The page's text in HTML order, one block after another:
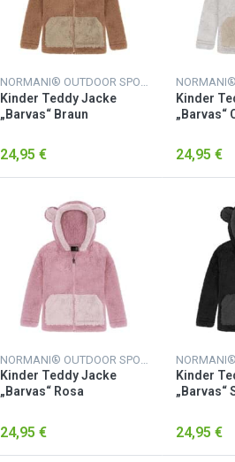
Kinder Teddy Jacke
„Barvas“ Braun
24,95 €
Kinder
„Barvas“
24,95 €
Kinder Teddy Jacke
„Barvas“ Rosa
24,95 €
Kinder
„Barvas“
24,95 €